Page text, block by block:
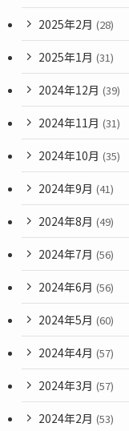
2025年2月 (28)
2025年1月 (31)
2024年12月 (39)
2024年11月 (31)
2024年10月 (35)
2024年9月 (41)
2024年8月 (49)
2024年7月 (56)
2024年6月 (56)
2024年5月 (60)
2024年4月 (57)
2024年3月 (57)
2024年2月 (53)